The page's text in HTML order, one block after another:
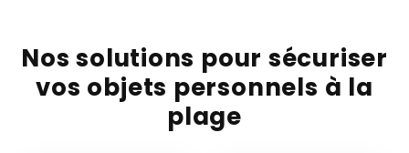
Nos solutions pour sécuriser
vos objets personnels à la
plage